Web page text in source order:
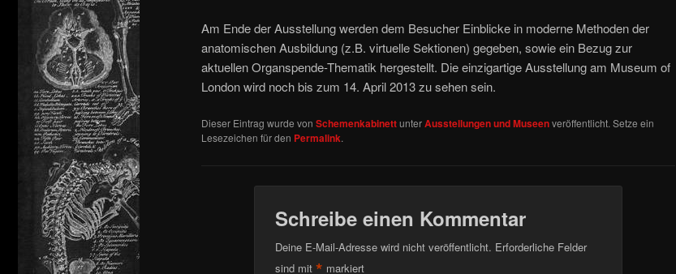
Am Ende der Ausstellung werden dem Besucher Einblicke in moderne Methoden der
anatomischen Ausbildung (z.B. virtuelle Sektionen) gegeben, sowie ein Bezug zur
aktuellen Organspende-Thematik hergestellt. Die einzigartige Ausstellung am Museum of
London wird noch bis zum 14. April 2013 zu sehen sein.
Dieser Eintrag wurde von SchemenkabinettunterAusstellungen und Museenveröffentlicht. Setze ein
Lesezeichen für den Permalink.
Schreibe einen Kommentar
Deine E-Mail-Adresse wird nicht veröffentlicht. Erforderliche Felder
sind mit
markiert